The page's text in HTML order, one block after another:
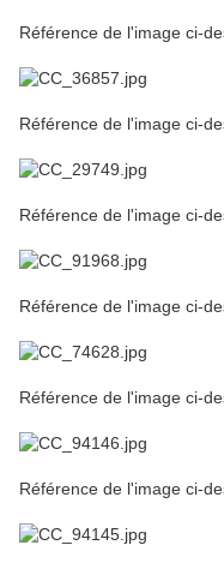
Référence de l'image ci-
Référence de l'image ci-
Référence de l'image ci-
Référence de l'image ci-
Référence de l'image ci-
Référence de l'image ci-